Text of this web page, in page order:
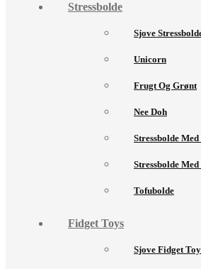
Stressbolde
Sjove
Unicorn
Frugt Og Grønt
Nee Doh
Stressbolde
Stressbolde Med
Tofubolde
Fidget Toys
Sjove Fidget